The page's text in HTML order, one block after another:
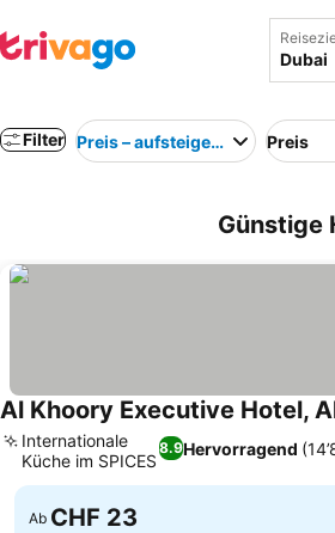
Filter Preis – aufsteigend Preis
Günstige
Al Khoory Executive Hotel,
8.9Hervorragend
Internationale
Küche im SPICES
Ab CHF 23